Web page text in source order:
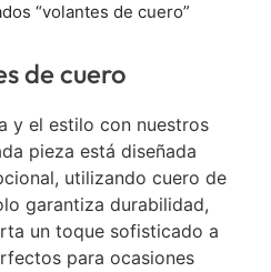
“volantes de cuero”
de cuero
y el estilo con nuestros
pieza está diseñada
utilizando cuero de
garantiza durabilidad,
un toque sofisticado a
para ocasiones